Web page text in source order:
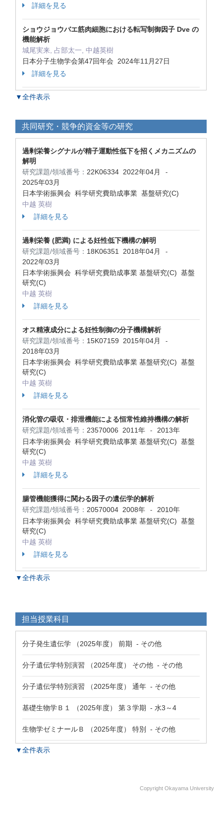
詳細を見る
ショウジョウバエ筋肉細胞における転写制御因子 Dve の
機能解析
城尾実来, 占部太一, 中越英樹
日本分子生物学会第47回年会 2024年11月27日
詳細を見る
▼全件表示
共同研究・競争的資金等の研究
過剰栄養シグナルが精子運動性低下を招くメカニズムの
解明
研究課題/領域番号： 22K06334 2022年04月 -
2025年03月
日本学術振興会 科学研究費助成事業 基盤研究(C)
中越 英樹
詳細を見る
過剰栄養 (肥満) による妊性低下機構の解明
研究課題/領域番号： 18K06351 2018年04月 -
2022年03月
日本学術振興会 科学研究費助成事業 基盤研究(C) 基盤
研究(C)
中越 英樹
詳細を見る
オス精液成分による妊性制御の分子機構解析
研究課題/領域番号： 15K07159 2015年04月 -
2018年03月
日本学術振興会 科学研究費助成事業 基盤研究(C) 基盤
研究(C)
中越 英樹
詳細を見る
消化管の吸収・排泄機能による恒常性維持機構の解析
研究課題/領域番号： 23570006 2011年 -
2013年
日本学術振興会 科学研究費助成事業 基盤研究(C) 基盤
研究(C)
中越 英樹
詳細を見る
腸管機能獲得に関わる因子の遺伝学的解析
研究課題/領域番号： 20570004 2008年 -
2010年
日本学術振興会 科学研究費助成事業 基盤研究(C) 基盤
研究(C)
中越 英樹
詳細を見る
▼全件表示
担当授業科目
分子発生遺伝学 （2025年度） 前期 - その他
分子遺伝学特別演習 （2025年度） その他 - その他
分子遺伝学特別演習 （2025年度） 通年 - その他
基礎生物学Ｂ１ （2025年度） 第３学期 - 水3～4
生物学ゼミナールＢ （2025年度） 特別 - その他
▼全件表示
Copyright Okayama University